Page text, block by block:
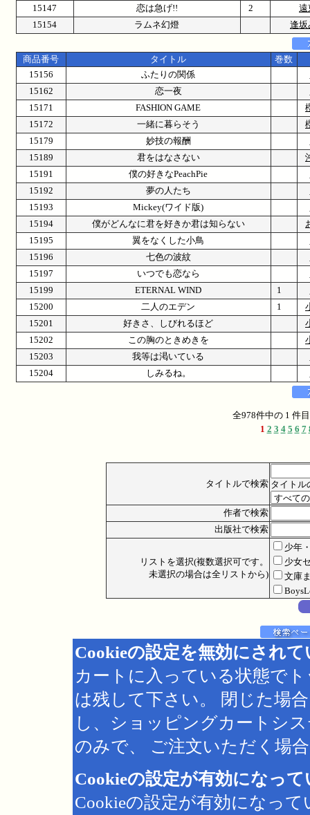
15147 恋は急げ!! 2
遠
15154
ラムネ幻燈 逢坂
商品番号 タイトル
巻数
15156
ふたりの関係
15162
恋一夜
15171
FASHION GAME
15172
一緒に暮らそう
15179
妙技の報酬
15189
君をはなさない
15191
僕の好きなPeachPie
15192
夢の人たち
15193
Mickey(ワイド版)
15194
僕がどんなに君を好きか君は知らない
15195
翼をなくした小鳥
15196
七色の波紋
15197
いつでも恋なら
15199
ETERNAL WIND 1
15200
二人のエデン 1
15201
好きさ、しびれるほど
15202
この胸のときめきを
15203
我等は渇いている
15204
しみるね。
全978件中の 1 件
1 2 3 4 5 6 7
タイトルで検索 タイトル
作者で検索
出版社で検索
リストを選択(複数選択可です。
未選択の場合は全リストから)
少年
少女
文庫
Cookieの設定を無効にされ
カートに入っている状態で
は残して下さい。 閉じた場
し、ショッピングカートシ
のみで、 ご注文いただく場
Cookieの設定が有効になっ
Cookieの設定が有効になっ